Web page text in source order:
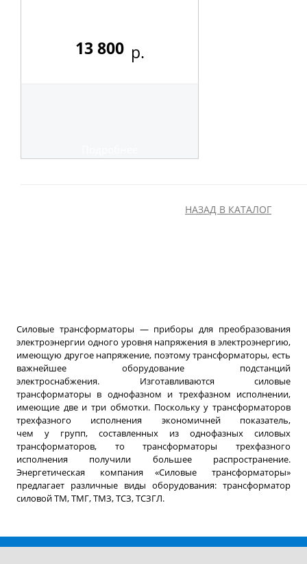
13 800 р.
НАЗАД В КАТАЛОГ
Силовые трансформаторы — приборы для преобразования
электроэнергии одного уровня напряжения в электроэнергию,
имеющую другое напряжение, поэтому трансформаторы, есть
важнейшее оборудование подстанций
электроснабжения. Изготавливаются силовые
трансформаторы в однофазном и трехфазном исполнении,
имеющие две и три обмотки. Поскольку у трансформаторов
трехфазного исполнения экономичней показатель,
чем у групп, составленных из однофазных силовых
трансформаторов, то трансформаторы трехфазного
исполнения получили большее распространение.
Энергетическая компания«Силовые трансформаторы»
предлагает различные виды оборудования: трансформатор
силовой ТМ, ТМГ, ТМЗ, ТСЗ, ТСЗГЛ.